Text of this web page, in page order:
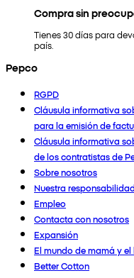
Compra sin
Tienes 30 días para
país.
Pepco
RGPD
Cláusula informativa
para la emisión de
Cláusula informativa
de los contratistas de
Sobre nosotros
Nuestra responsabilidad
Empleo
Contacta con nosotros
Expansión
El mundo de mamá y el
Better Cotton